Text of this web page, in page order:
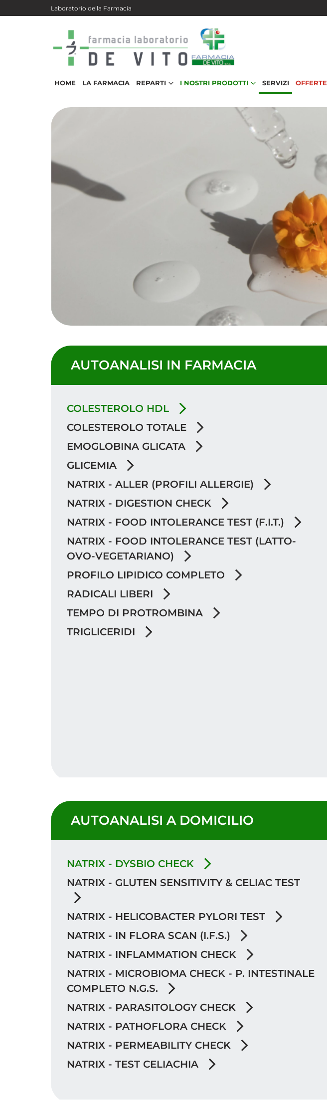
Salta al contenuto principale
Laboratorio della Farmacia
HOME LA FARMACIA REPARTI I NOSTRI PRODOTTI SERVIZI OFFERTE
AUTOANALISI IN FARMACIA
COLESTEROLO HDL
COLESTEROLO TOTALE
EMOGLOBINA GLICATA
GLICEMIA
NATRIX - ALLER (PROFILI ALLERGIE)
NATRIX - DIGESTION CHECK
NATRIX - FOOD INTOLERANCE TEST (F.I.T.)
NATRIX - FOOD INTOLERANCE TEST (LATTO-
OVO-VEGETARIANO)
PROFILO LIPIDICO COMPLETO
RADICALI LIBERI
TEMPO DI PROTROMBINA
TRIGLICERIDI
AUTOANALISI A DOMICILIO
NATRIX - DYSBIO CHECK
NATRIX - GLUTEN SENSITIVITY & CELIAC TEST
NATRIX - HELICOBACTER PYLORI TEST
NATRIX - IN FLORA SCAN (I.F.S.)
NATRIX - INFLAMMATION CHECK
NATRIX - MICROBIOMA CHECK - P. INTESTINALE
COMPLETO N.G.S.
NATRIX - PARASITOLOGY CHECK
NATRIX - PATHOFLORA CHECK
NATRIX - PERMEABILITY CHECK
NATRIX - TEST CELIACHIA